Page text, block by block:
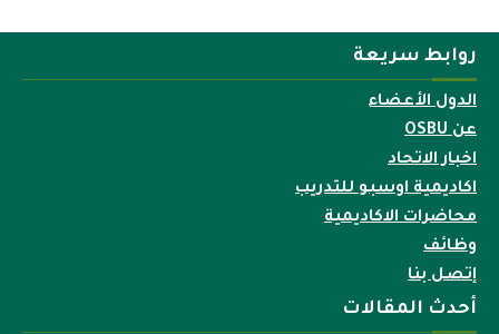
روابط سريعة
الدول الأعضاء
عن OSBU
اخبار الاتحاد
اكاديمية اوسبو للتدريب
محاضرات الاكاديمية
وظائف
إتصل بنا
أحدث المقالات